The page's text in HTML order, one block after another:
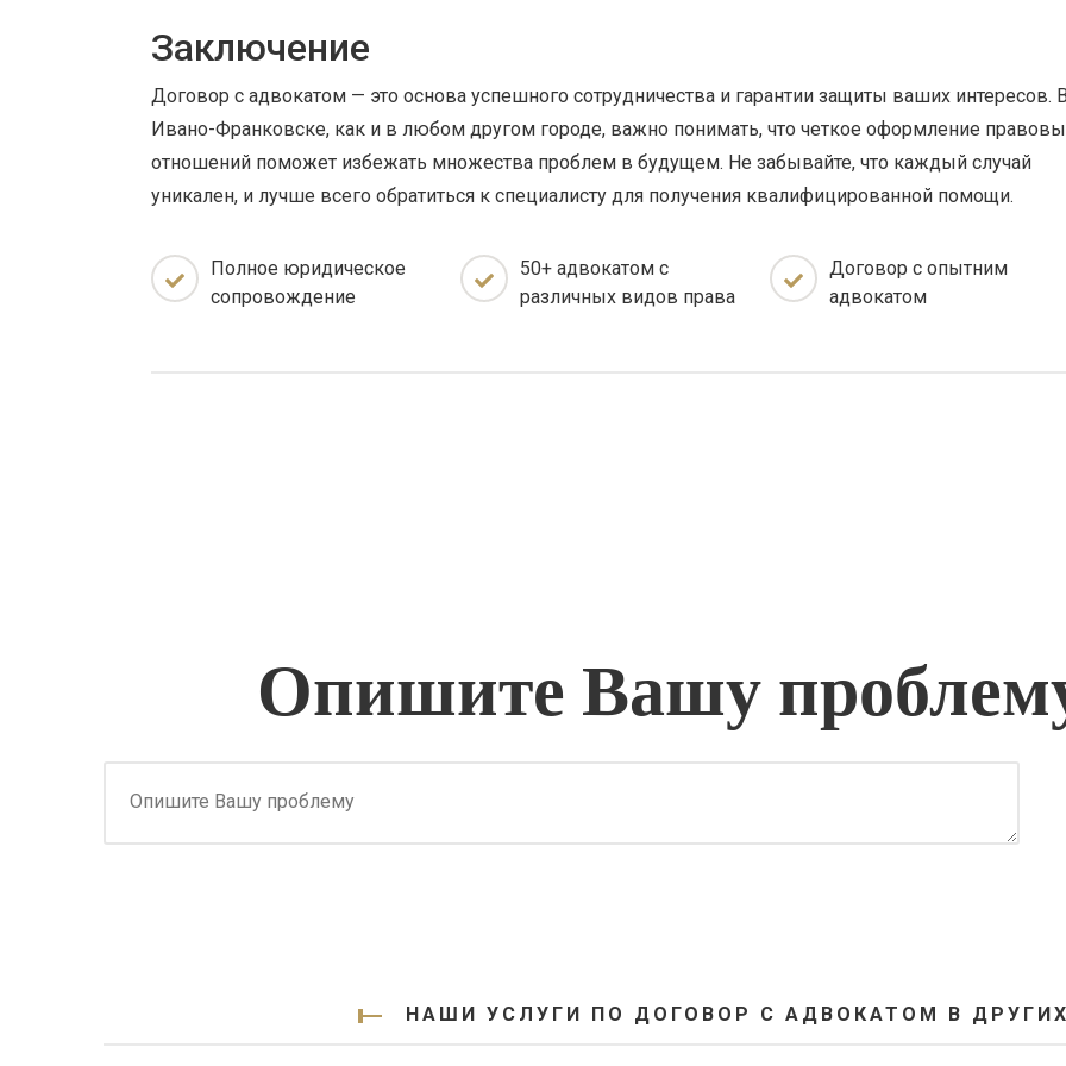
Заключение
Договор с адвокатом — это основа успешного сотрудничества и гарантии защиты ваших интересов.
Ивано-Франковске, как и в любом другом городе, важно понимать, что четкое оформление
отношений поможет избежать множества проблем в будущем. Не забывайте, что каждый случай
уникален, и лучше всего обратиться к специалисту для получения квалифицированной помощи.
Полное юридическое
сопровождение
50+ адвокатом с
различных видов права
Договор с опытним
адвокатом
Опишите Вашу
НАШИ УСЛУГИ ПО ДОГОВОР С АДВОКАТОМ В